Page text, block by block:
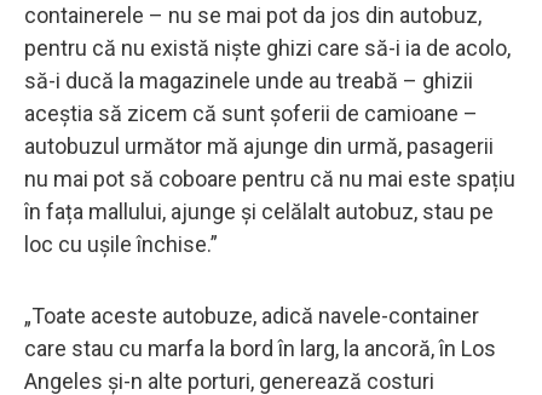
containerele – nu se mai pot da jos din autobuz,
pentru că nu există niște ghizi care să-i ia de acolo,
să-i ducă la magazinele unde au treabă – ghizii
aceștia să zicem că sunt șoferii de camioane –
autobuzul următor mă ajunge din urmă, pasagerii
nu mai pot să coboare pentru că nu mai este spațiu
în fața mallului, ajunge și celălalt autobuz, stau pe
loc cu ușile închise.”
„Toate aceste autobuze, adică navele-container
care stau cu marfa la bord în larg, la ancoră, în Los
Angeles și-n alte porturi, generează costuri